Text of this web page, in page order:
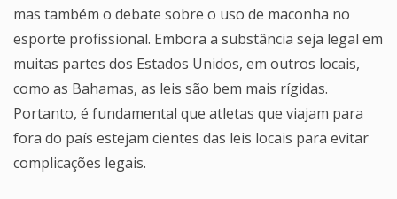
mas também o debate sobre o uso de maconha no
esporte profissional. Embora a substância seja legal em
muitas partes dos Estados Unidos, em outros locais,
como as Bahamas, as leis são bem mais rígidas.
Portanto, é fundamental que atletas que viajam para
fora do país estejam cientes das leis locais para evitar
complicações legais.